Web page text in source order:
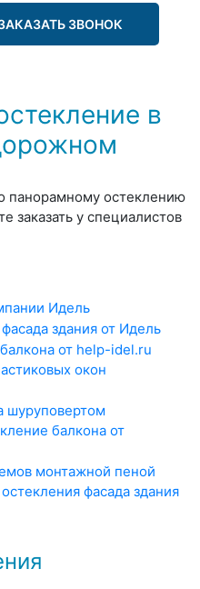
ЗВОНОК
в
панорамному остеклению
заказать у специалистов